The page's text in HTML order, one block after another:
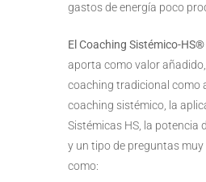
gastos de energía poco
El Coaching Sistémico-HS®
aporta como valor
coaching tradicional como
coaching sistémico, la
Sistémicas HS, la potencia
y un tipo de preguntas
como: